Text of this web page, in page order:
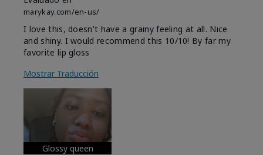
marykay.com/en-us/
I love this, doesn't have a grainy feeling at all. Nice
and shiny. I would recommend this 10/10! By far my
favorite lip gloss
Mostrar Traducción
Glossy queen